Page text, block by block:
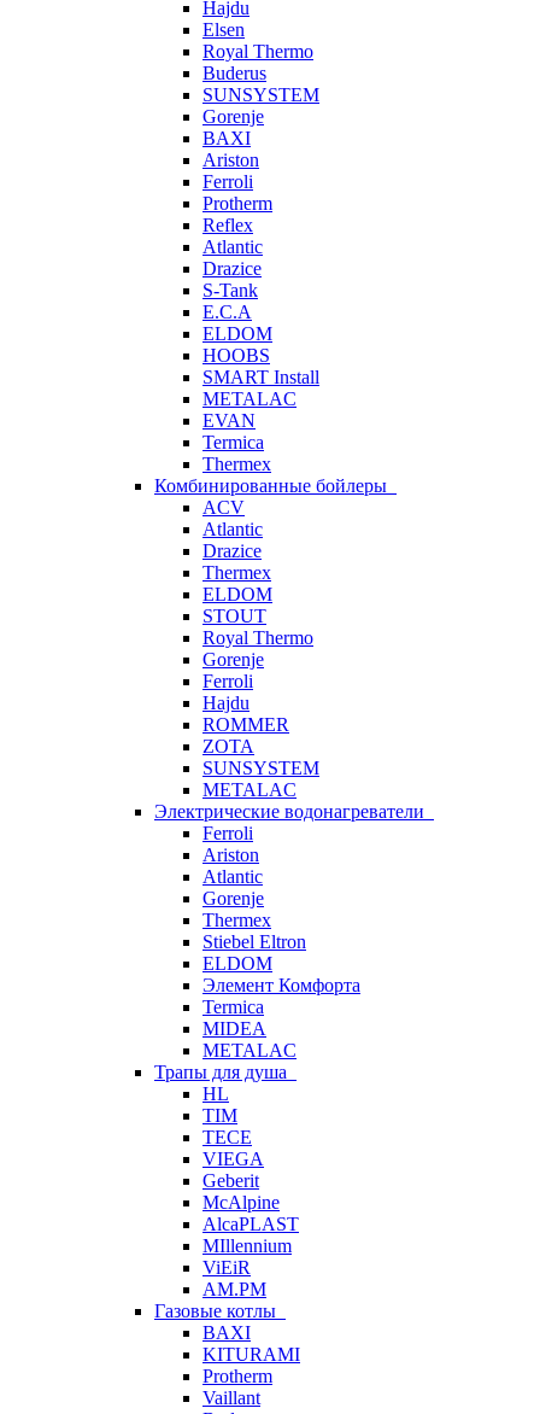
Hajdu
Elsen
Royal Thermo
Buderus
SUNSYSTEM
Gorenje
BAXI
Ariston
Ferroli
Protherm
Reflex
Atlantic
Drazice
S-Tank
E.C.A
ELDOM
HOOBS
SMART Install
METALAC
EVAN
Termica
Thermex
Комбинированные бойлеры
ACV
Atlantic
Drazice
Thermex
ELDOM
STOUT
Royal Thermo
Gorenje
Ferroli
Hajdu
ROMMER
ZOTA
SUNSYSTEM
METALAC
Электрические водонагреватели
Ferroli
Ariston
Atlantic
Gorenje
Thermex
Stiebel Eltron
ELDOM
Элемент Комфорта
Termica
MIDEA
METALAC
Трапы для душа
HL
TIM
TECE
VIEGA
Geberit
McAlpine
AlcaPLAST
MIllennium
ViEiR
AM.PM
Газовые котлы
BAXI
KITURAMI
Protherm
Vaillant